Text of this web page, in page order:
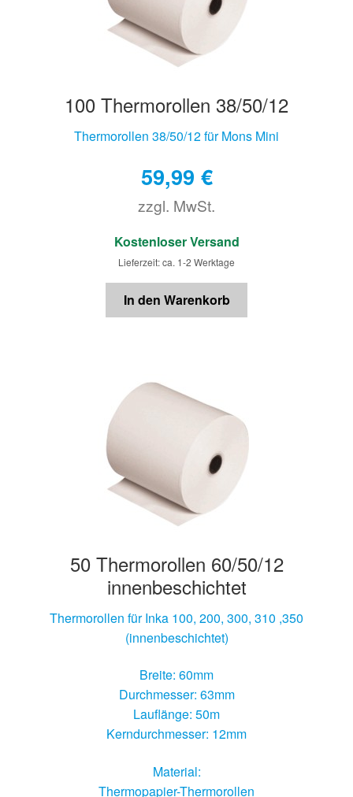
100 Thermorollen 38/50/12
Thermorollen 38/50/12 für Mons Mini
59,99 €
zzgl. MwSt.
€
Kostenloser Versand
Lieferzeit: ca. 1-2 Werktage
In den Warenkorb
50 Thermorollen 60/50/12
innenbeschichtet
Thermorollen für Inka 100, 200, 300, 310 ,350
(innenbeschichtet)
Breite: 60mm
Durchmesser: 63mm
Lauflänge: 50m
Kerndurchmesser: 12mm
Material:
Thermopapier-Thermorollen